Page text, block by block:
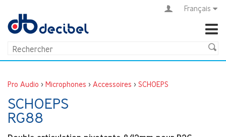
Français
Pro Audio > Microphones > Accessoires > SCHOEPS
SCHOEPS
RG88